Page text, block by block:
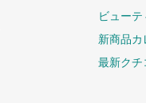
ビューテ
新商品カ
最新クチ